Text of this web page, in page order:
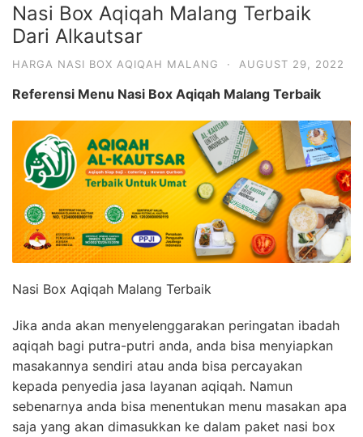
Nasi Box Aqiqah Malang Terbaik
Dari Alkautsar
HARGA NASI BOX AQIQAH MALANG · AUGUST 29, 2022
Referensi Menu Nasi Box Aqiqah Malang Terbaik
Nasi Box Aqiqah Malang Terbaik
Jika anda akan menyelenggarakan peringatan ibadah
aqiqah bagi putra-putri anda, anda bisa menyiapkan
masakannya sendiri atau anda bisa percayakan
kepada penyedia jasa layanan aqiqah. Namun
sebenarnya anda bisa menentukan menu masakan apa
saja yang akan dimasukkan ke dalam paket nasi box